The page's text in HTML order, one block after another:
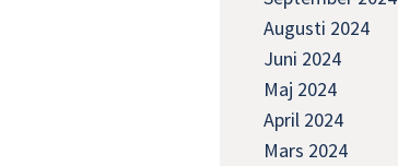
Augusti 2024
Juni 2024
Maj 2024
April 2024
Mars 2024